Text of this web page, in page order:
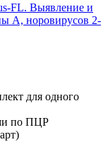
FL. Выявление и
А, норовирусов 2-